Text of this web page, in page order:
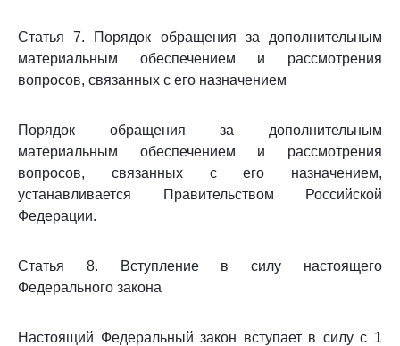
Статья 7. Порядок обращения за дополнительным
материальным обеспечением и рассмотрения
вопросов, связанных с его назначением
Порядок обращения за дополнительным
материальным обеспечением и рассмотрения
вопросов, связанных с его назначением,
устанавливается Правительством Российской
Федерации.
Статья 8. Вступление в силу настоящего
Федерального закона
Настоящий Федеральный закон вступает в силу с 1